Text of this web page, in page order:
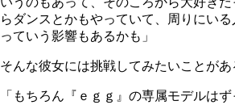
らダンスとかもやっていて、周りにい
っていう影響もあるかも」
そんな彼女には挑戦してみたいことがあ
「もちろん『ｅｇｇ』の専属モデルは